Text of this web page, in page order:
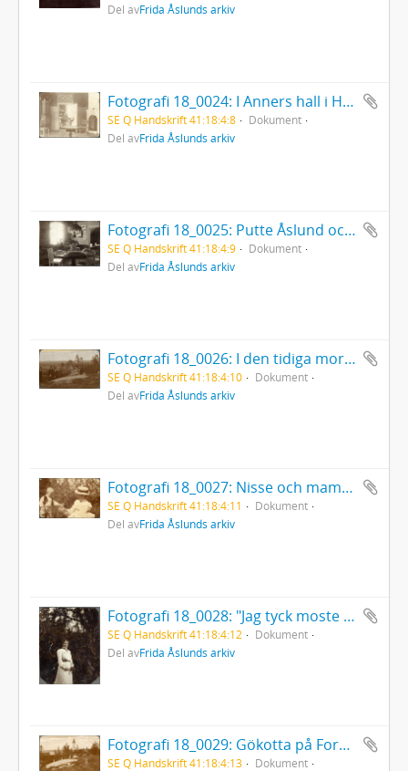
Del avFrida Åslunds arkiv
Fotografi 18_0024: I Anners hall i Horndal.
SE Q Handskrift 41:18:4:8
Dokument
Del avFrida Åslunds arkiv
Fotografi 18_0025: Putte Åslund och hans mamma drömmer.
SE Q Handskrift 41:18:4:9
Dokument
Del avFrida Åslunds arkiv
Fotografi 18_0026: I den tidiga morgonstunden efter Ängsbackshippa.
SE Q Handskrift 41:18:4:10
Dokument
Del avFrida Åslunds arkiv
Fotografi 18_0027: Nisse och mamma plockar blommor
SE Q Handskrift 41:18:4:11
Dokument
Del avFrida Åslunds arkiv
Fotografi 18_0028: "Jag tyck moste Fida går så ensam i Kogen" sade lill Gunnar
SE Q Handskrift 41:18:4:12
Dokument
Del avFrida Åslunds arkiv
Fotografi 18_0029: Gökotta på Fornby klint i Horndal
SE Q Handskrift 41:18:4:13
Dokument